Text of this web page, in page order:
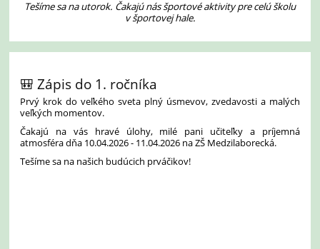
Tešíme sa na utorok. Čakajú nás športové aktivity pre celú školu
v športovej hale.
🎒 Zápis do 1. ročníka
Prvý krok do veľkého sveta plný úsmevov, zvedavosti a malých
veľkých momentov.
Čakajú na vás hravé úlohy, milé pani učiteľky a príjemná
atmosféra dňa 10.04.2026 - 11.04.2026 na ZŠ Medzilaborecká.
Tešíme sa na našich budúcich prváčikov!